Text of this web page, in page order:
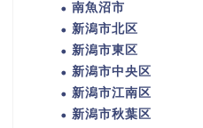
南魚沼市
新潟市北区
新潟市東区
新潟市中央区
新潟市江南区
新潟市秋葉区